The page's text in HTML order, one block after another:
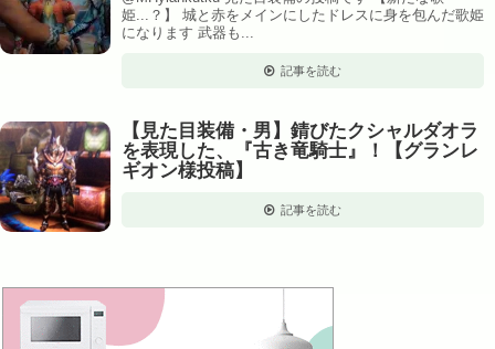
姫...？】 城と赤をメインにしたドレスに身を包んだ歌姫
になります 武器も...
記事を読む
【見た目装備・男】錆びたクシャルダオラ
を表現した、『古き竜騎士』！【グランレ
ギオン様投稿】
記事を読む